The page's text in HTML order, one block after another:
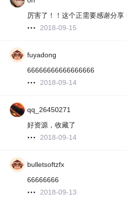
厉害了！！这个正需要感谢分享
2018-09-15
fuyadong
66666666666666666
2018-09-14
qq_26450271
好资源，收藏了
2018-09-14
bulletsoftzfx
66666666
2018-09-13